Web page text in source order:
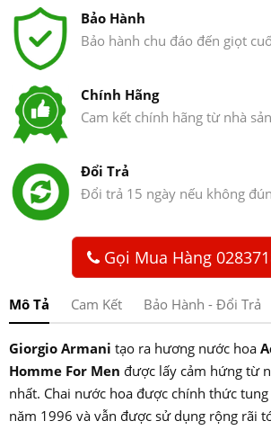
Bảo Hành
Bảo hành chu đáo đến giọt
Chính Hãng
Cam kết chính hãng từ nhà
Đổi Trả
Đổi trả 15 ngày nếu không
Gọi Mua Hàng
Mô Tả Cam Kết Bảo Hành - Đổi Trả
Giorgio Armani tạo ra hương nước hoa
Homme For Men được lấy cảm hứng từ
nhất. Chai nước hoa được chính thức
năm 1996 và vẫn được sử dụng rộng rãi